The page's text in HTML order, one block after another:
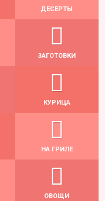
ДЕСЕРТЫ
ЗАГОТОВКИ
КУРИЦА
НА ГРИЛЕ
ОВОЩИ